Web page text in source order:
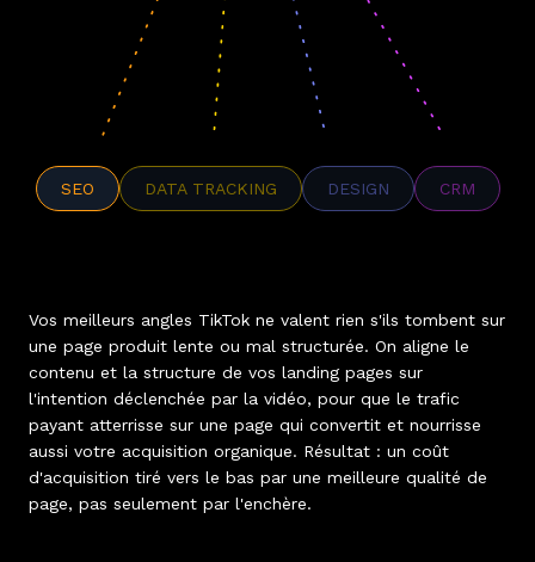
SEO DATA TRACKING DESIGN CRM
Vos meilleurs angles TikTok ne valent rien s'ils tombent sur
une page produit lente ou mal structurée. On aligne le
contenu et la structure de vos landing pages sur
l'intention déclenchée par la vidéo, pour que le trafic
payant atterrisse sur une page qui convertit et nourrisse
aussi votre acquisition organique. Résultat : un coût
d'acquisition tiré vers le bas par une meilleure qualité de
page, pas seulement par l'enchère.